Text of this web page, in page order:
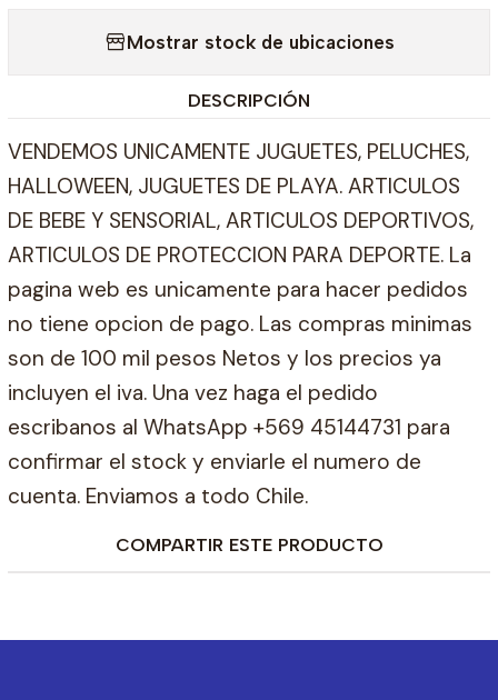
Mostrar stock de ubicaciones
DESCRIPCIÓN
VENDEMOS UNICAMENTE JUGUETES, PELUCHES,
HALLOWEEN, JUGUETES DE PLAYA. ARTICULOS
DE BEBE Y SENSORIAL, ARTICULOS DEPORTIVOS,
ARTICULOS DE PROTECCION PARA DEPORTE. La
pagina web es unicamente para hacer pedidos
no tiene opcion de pago. Las compras minimas
son de 100 mil pesos Netos y los precios ya
incluyen el iva. Una vez haga el pedido
escribanos al WhatsApp +569 45144731 para
confirmar el stock y enviarle el numero de
cuenta. Enviamos a todo Chile.
COMPARTIR ESTE PRODUCTO